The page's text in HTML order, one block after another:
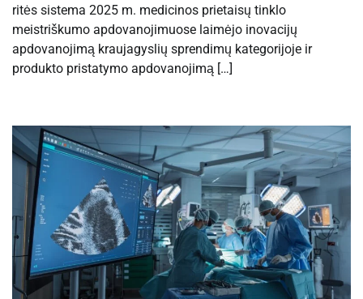
ritės sistema 2025 m. medicinos prietaisų tinklo
meistriškumo apdovanojimuose laimėjo inovacijų
apdovanojimą kraujagyslių sprendimų kategorijoje ir
produkto pristatymo apdovanojimą […]